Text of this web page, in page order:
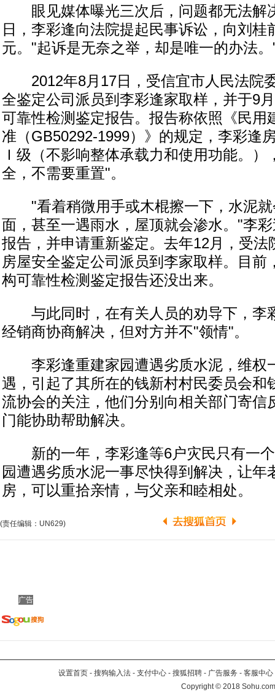
眼见媒体曝光三次后，问题都无法解
日，李彩逢向法院提起民事诉讼，向刘桂
元。"起诉是无奈之举，却是唯一的办法
2012年8月17日，受信宜市人民法院
全鉴定公司派员到李彩逢家取样，并于9
可靠性检测鉴定报告。报告称依照《民用
准（GB50292-1999）》的规定，李彩逢
Ｉ级（不影响整体承载力和使用功能。）
全，不需要重置"。
"看着稍微用手或木棍擦一下，水泥就
面，甚至一遇雨水，屋顶就会渗水。"李
报告，并申请重新鉴定。去年12月，受法
房屋安全鉴定公司派员到李家取样。目前
构可靠性检测鉴定报告还没出来。
与此同时，在有关人员的劝导下，李
经销商协商解决，但对方并不"领情"。
李彩逢重建家园遭遇劣质水泥，维权
遇，引起了其所在的钱新村村民委员会和
流协会的关注，他们分别向相关部门寄信
门能协助帮助解决。
新的一年，李彩逢等6户灾民只有一个
园遭遇劣质水泥一事尽快得到解决，让年
房，可以重拾亲情，与父亲和睦相处。
(责任编辑：UN629)
广告
设置首页 - 搜狗输入法 - 支付中心 - 搜狐招聘 - 广告服务 - 客服中心
Copyright©2018